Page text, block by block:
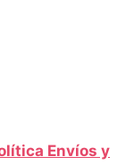
Envíos y